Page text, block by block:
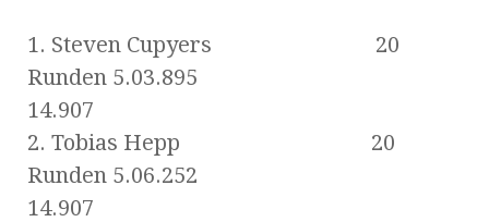
1. Steven Cupyers 20
Runden 5.03.895
14.907
2. Tobias Hepp 20
Runden 5.06.252
14.907